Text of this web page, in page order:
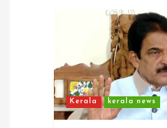
Kerala kerala news